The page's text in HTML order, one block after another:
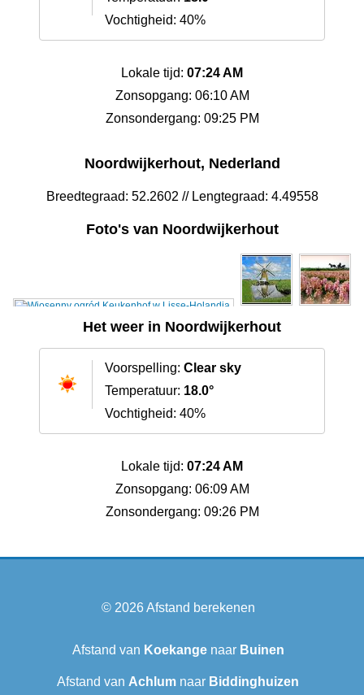
Vochtigheid: 40%
Lokale tijd: 07:24 AM
Zonsopgang: 06:10 AM
Zonsondergang: 09:25 PM
Noordwijkerhout, Nederland
Breedtegraad: 52.2602 // Lengtegraad: 4.49558
Foto's van Noordwijkerhout
Het weer in Noordwijkerhout
Voorspelling: Clear sky
Temperatuur: 18.0°
Vochtigheid: 40%
Lokale tijd: 07:24 AM
Zonsopgang: 06:09 AM
Zonsondergang: 09:26 PM
© 2026Afstand berekenen
Afstand van Koekangenaar Buinen
Afstand van Achlum naar Biddinghuizen